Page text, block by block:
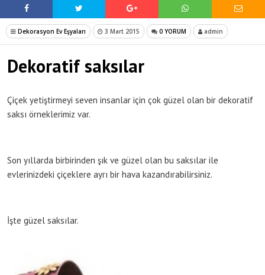
Dekorasyon Ev Eşyaları 3 Mart 2015 0 YORUM admin
Dekoratif saksılar
Çiçek yetiştirmeyi seven insanlar için çok güzel olan bir dekoratif
saksı örneklerimiz var.
Son yıllarda birbirinden şık ve güzel olan bu saksılar ile
evlerinizdeki çiçeklere ayrı bir hava kazandırabilirsiniz.
İşte güzel saksılar.